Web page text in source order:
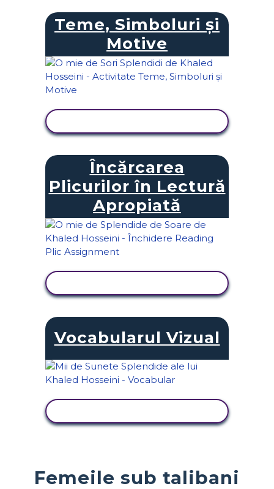
Teme, Simboluri și
Motive
Încărcarea
Plicurilor în Lectură
Apropiată
Vocabularul Vizual
Femeile sub talibani